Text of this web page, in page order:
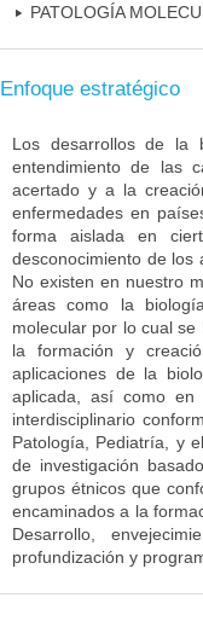
PATOLOGÍA
Enfoque estratégico
Los desarrollos de la
entendimiento de las
acertado y a la
enfermedades en
forma aislada en
desconocimiento de los
No existen en nuestro
áreas como la
molecular por lo cual
la formación y
aplicaciones de la
aplicada, así como en
interdisciplinario
Patología, Pediatría, y
de investigación
grupos étnicos que
encaminados a la
Desarrollo,
profundización y